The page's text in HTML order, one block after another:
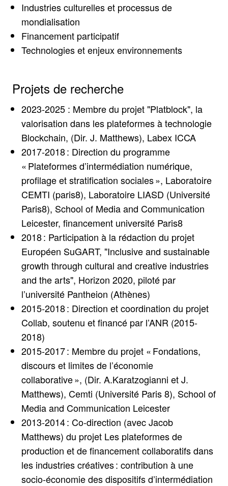
Industries culturelles et processus de
mondialisation
Financement participatif
Technologies et enjeux environnements
Projets de recherche
2023-2025 : Membre du projet "Platblock", la
valorisation dans les plateformes à technologie
Blockchain, (Dir. J. Matthews), Labex ICCA
2017-2018 : Direction du programme
« Plateformes d’intermédiation numérique,
profilage et stratification sociales », Laboratoire
CEMTI (paris8), Laboratoire LIASD (Université
Paris8), School of Media and Communication
Leicester, financement université Paris8
2018 : Participation à la rédaction du projet
Européen SuGART, "Inclusive and sustainable
growth through cultural and creative industries
and the arts", Horizon 2020, piloté par
l’université Pantheion (Athènes)
2015-2018 : Direction et coordination du projet
Collab, soutenu et financé par l’ANR (2015-
2018)
2015-2017 : Membre du projet « Fondations,
discours et limites de l’économie
collaborative », (Dir. A.Karatzogianni et J.
Matthews), Cemti (Université Paris 8), School of
Media and Communication Leicester
2013-2014 : Co-direction (avec Jacob
Matthews) du projet Les plateformes de
production et de financement collaboratifs dans
les industries créatives : contribution à une
socio-économie des dispositifs d’intermédiation